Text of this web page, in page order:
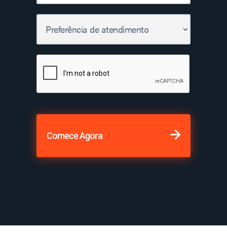
Comece Agora